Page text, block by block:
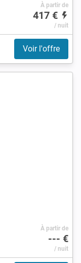
À partir de
417 €
/ nuit
Voir l'offre
À partir de
--- €
/ nuit